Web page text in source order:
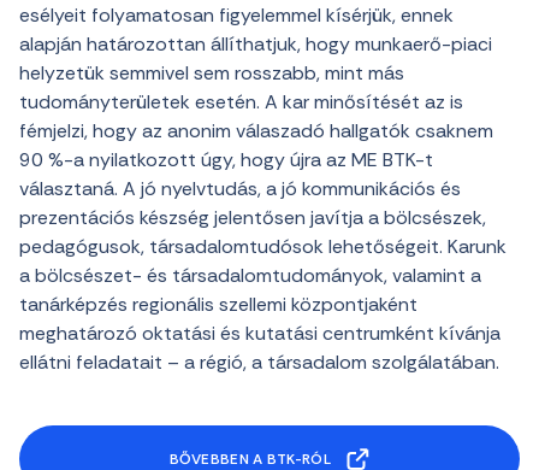
esélyeit folyamatosan figyelemmel kísérjük, ennek
alapján határozottan állíthatjuk, hogy munkaerő-piaci
helyzetük semmivel sem rosszabb, mint más
tudományterületek esetén. A kar minősítését az is
fémjelzi, hogy az anonim válaszadó hallgatók csaknem
90 %-a nyilatkozott úgy, hogy újra az ME BTK-t
választaná. A jó nyelvtudás, a jó kommunikációs és
prezentációs készség jelentősen javítja a bölcsészek,
pedagógusok, társadalomtudósok lehetőségeit. Karunk
a bölcsészet- és társadalomtudományok, valamint a
tanárképzés regionális szellemi központjaként
meghatározó oktatási és kutatási centrumként kívánja
ellátni feladatait – a régió, a társadalom szolgálatában.
BŐVEBBEN A BTK-RÓL